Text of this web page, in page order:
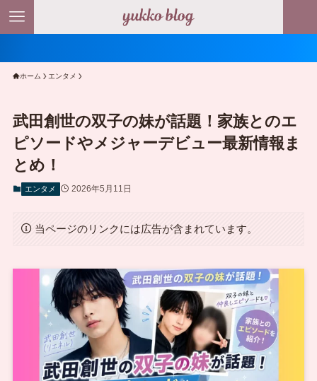
ホーム エンタメ
武田創世の双子の妹が話題！家族とのエ
ピソードやメジャーデビュー最新情報ま
とめ！
エンタメ 2026年5月11日
当ページのリンクには広告が含まれています。